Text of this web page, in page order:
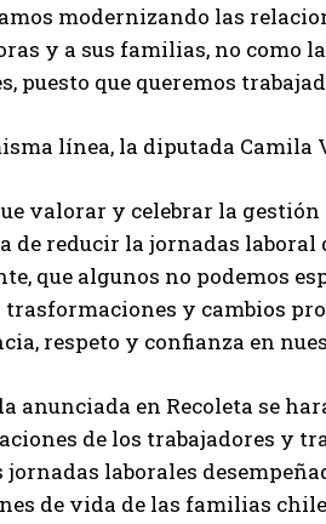
modernizando las
y a sus familias, no como
puesto que queremos
línea, la diputada Camila
valorar y celebrar la
reducir la jornadas laboral
que algunos no podemos
trasformaciones y cambios
respeto y confianza en
anunciada en Recoleta se
de los trabajadores y
jornadas laborales
de vida de las familias